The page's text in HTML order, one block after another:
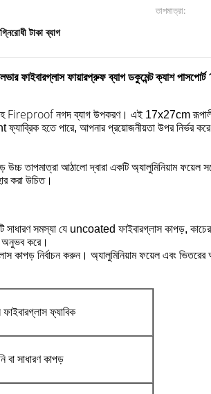
তাপমাত্রা:
টাকা ব্যাগ
ফাইবারগ্লাস ফায়ারপ্রুফ ব্যাগ ডকুমেন্ট ক্যাশ
Fireproof নগদ ব্যাগ উপকরণ। এই 17x27cm
হতে পারে, আপনার প্রয়োজনীয়তা উপর নির্ভর
তাপমাত্রা আঠালো দ্বারা একটি অ্যালুমিনিয়াম ফয়েল
করা উচিত।
সাধারণ সমস্যা যে uncoated ফাইবারগ্লাস কাপড়,
অনুভব করে।
কাপড় নির্বাচন করুন। অ্যালুমিনিয়াম ফয়েল এবং
ফ্যাবিক
সাধারণ কাপড়